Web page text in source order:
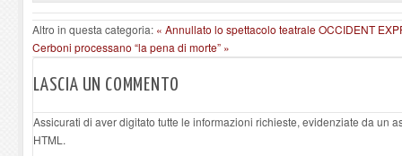
Altro in questa categoria: « Annullato lo spettacolo teatrale OCCIDENT
Cerboni processano “la pena di morte” »
LASCIA UN COMMENTO
Assicurati di aver digitato tutte le informazioni richieste, evidenziate da un
HTML.